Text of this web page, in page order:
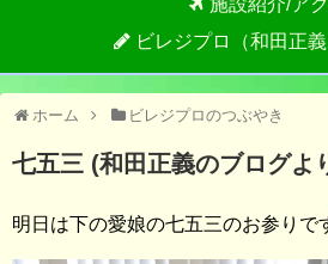
施設紹介/ア
ビレジプロ（和田正
ホーム ビレジプロのつぶやき
七五三 (和田正義のブログよ
明日は下の愛娘の七五三のお参りで